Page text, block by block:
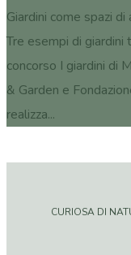
Giardini come spazi
Tre esempi di giardini
concorso I giardini di
& Garden e
realizza...
CURIOSA DI